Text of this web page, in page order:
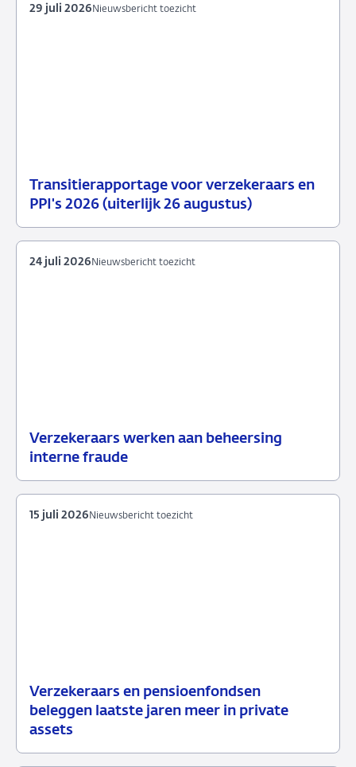
Transitierapportage voor verzekeraars en
PPI's 2026 (uiterlijk 26 augustus)
29
Nieuwsbericht
Nieuwsbericht toezicht
29 juli 2026
Verzekeraars werken aan beheersing
interne fraude
24
Nieuwsbericht
Nieuwsbericht toezicht
24 juli 2026
Verzekeraars en pensioenfondsen
beleggen laatste jaren meer in private
assets
15
juli
Nieuwsbericht
toezicht
Nieuwsbericht toezicht
15 juli 2026